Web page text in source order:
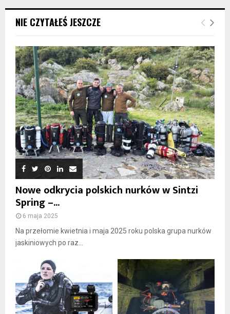
NIE CZYTAŁEŚ JESZCZE
Nowe odkrycia polskich nurków w Sintzi
Spring –...
6 maja 2025
Na przełomie kwietnia i maja 2025 roku polska grupa nurków
jaskiniowych po raz...